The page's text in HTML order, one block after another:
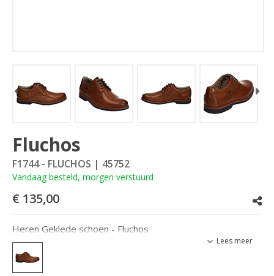
Fluchos
F1744 - FLUCHOS | 45752
Vandaag besteld, morgen verstuurd
€ 135,00
Heren Geklede schoen - Fluchos
Lees meer